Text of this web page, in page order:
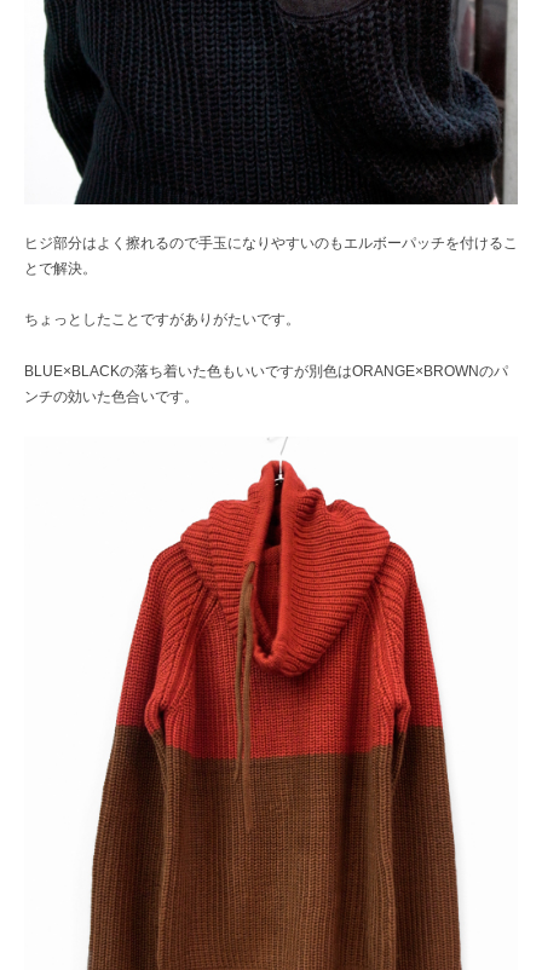
ヒジ部分はよく擦れるので手玉になりやすいのもエルボーパッチを付けるこ
とで解決。
ちょっとしたことですがありがたいです。
BLUE×BLACKの落ち着いた色もいいですが別色はORANGE×BROWNのパ
ンチの効いた色合いです。